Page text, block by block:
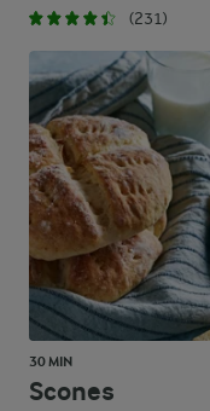
(231)
30 MIN
Scones